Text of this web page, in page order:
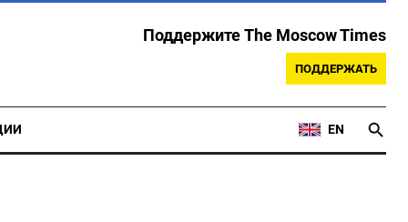
Поддержите The Moscow Times
ПОДДЕРЖАТЬ
EN